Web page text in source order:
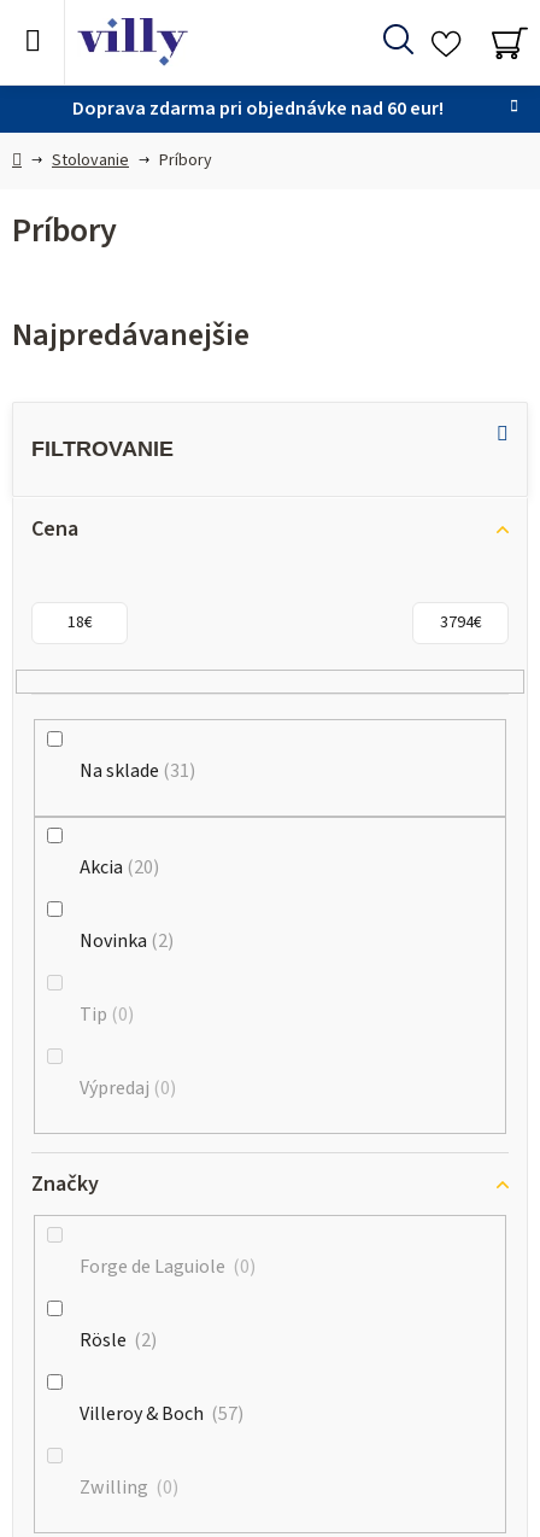
Doprava zdarma pri objednávke nad 60 eur!
Hľadať
DomovStolovanie Príbory
Príbory
Najpredávanejšie
Cena
18€ 3794€
Na sklade 31
Akcia 20
Novinka 2
Tip 0
Výpredaj 0
Značky
Forge de Laguiole 0
Rösle 2
Villeroy & Boch 57
Zwilling 0
V
o
d